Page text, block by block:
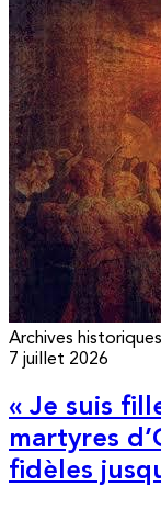
Archives historiques
7 juillet 2026
« Je suis
martyres
fidèles